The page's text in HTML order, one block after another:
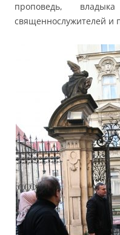
проповедь,
священнослужителей и